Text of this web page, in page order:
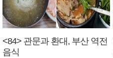
<84> 관문과 환대, 부산 역전
음식